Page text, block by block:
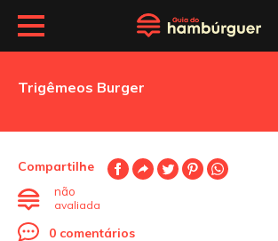
Trigêmeos Burger
Compartilhe
não
avaliada
0 comentários